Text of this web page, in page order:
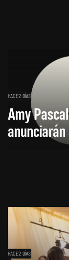
HACE 2 DÍAS
Amy
anunciarán
HACE 2 DÍAS